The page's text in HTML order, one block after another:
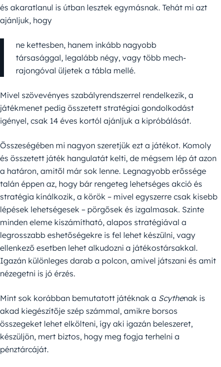
és akaratlanul is útban lesztek egymásnak. Tehát mi azt
ajánljuk, hogy
ne kettesben, hanem inkább nagyobb
társasággal, legalább négy, vagy több mech-
rajongóval üljetek a tábla mellé.
Mivel szövevényes szabályrendszerrel rendelkezik, a
játékmenet pedig összetett stratégiai gondolkodást
igényel, csak 14 éves kortól ajánljuk a kipróbálását.
Összeségében mi nagyon szeretjük ezt a játékot. Komoly
és összetett játék hangulatát kelti, de mégsem lép át azon
a határon, amitől már sok lenne. Legnagyobb erőssége
talán éppen az, hogy bár rengeteg lehetséges akció és
stratégia kínálkozik, a körök – mivel egyszerre csak kisebb
lépések lehetségesek – pörgősek és izgalmasak. Szinte
minden eleme kiszámítható, alapos stratégiával a
legrosszabb eshetőségekre is fel lehet készülni, vagy
ellenkező esetben lehet alkudozni a játékostársakkal.
Igazán különleges darab a polcon, amivel játszani és amit
nézegetni is jó érzés.
Mint sok korábban bemutatott játéknak a Scythenak is
akad kiegészítője szép számmal, amikre borsos
összegeket lehet elkölteni, így aki igazán beleszeret,
készüljön, mert biztos, hogy meg fogja terhelni a
pénztárcáját.